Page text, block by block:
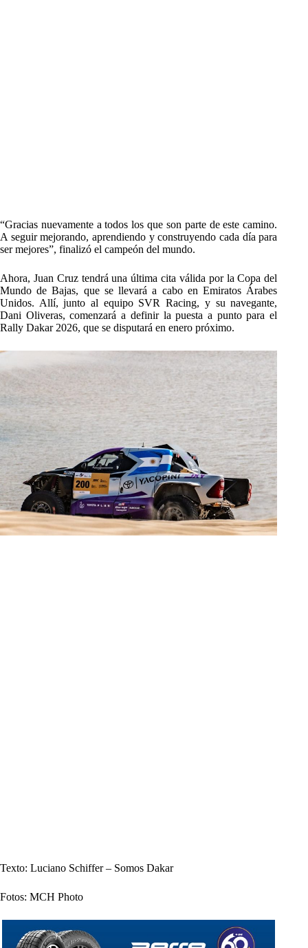
“Gracias nuevamente a todos los que son parte de este camino.
A seguir mejorando, aprendiendo y construyendo cada día para
ser mejores”, finalizó el campeón del mundo.
Ahora, Juan Cruz tendrá una última cita válida por la Copa del
Mundo de Bajas, que se llevará a cabo en Emiratos Árabes
Unidos. Allí, junto al equipo SVR Racing, y su navegante,
Dani Oliveras, comenzará a definir la puesta a punto para el
Rally Dakar 2026, que se disputará en enero próximo.
Texto: Luciano Schiffer – Somos Dakar
Fotos: MCH Photo